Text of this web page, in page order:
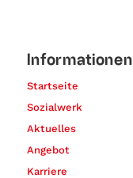
Informationen
Startseite
Sozialwerk
Aktuelles
Angebot
Karriere